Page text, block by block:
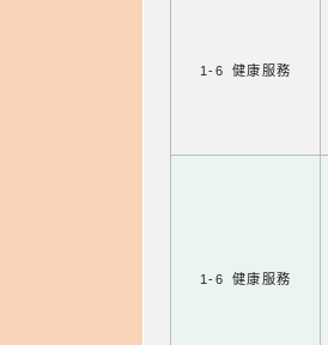
1-6 健康服務
1-6 健康服務